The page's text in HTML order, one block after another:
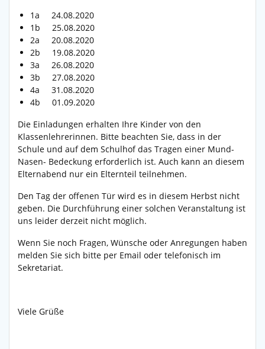
1a 24.08.2020
1b 25.08.2020
2a 20.08.2020
2b 19.08.2020
3a 26.08.2020
3b 27.08.2020
4a 31.08.2020
4b 01.09.2020
Die Einladungen erhalten Ihre Kinder von den
Klassenlehrerinnen. Bitte beachten Sie, dass in der
Schule und auf dem Schulhof das Tragen einer Mund-
Nasen- Bedeckung erforderlich ist. Auch kann an diesem
Elternabend nur ein Elternteil teilnehmen.
Den Tag der offenen Tür wird es in diesem Herbst nicht
geben. Die Durchführung einer solchen Veranstaltung ist
uns leider derzeit nicht möglich.
Wenn Sie noch Fragen, Wünsche oder Anregungen haben
melden Sie sich bitte per Email oder telefonisch im
Sekretariat.
Viele Grüße